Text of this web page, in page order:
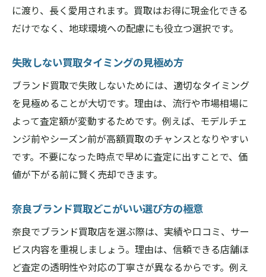
に渡り、長く愛用されます。買取はお得に現金化できる
だけでなく、地球環境への配慮にも役立つ選択です。
失敗しない買取タイミングの見極め方
ブランド買取で失敗しないためには、適切なタイミング
を見極めることが大切です。理由は、流行や市場相場に
よって査定額が変動するためです。例えば、モデルチェ
ンジ前やシーズン前が高額買取のチャンスとなりやすい
です。不要になった時点で早めに査定に出すことで、価
値が下がる前に賢く売却できます。
奈良ブランド買取どこがいい選び方の極意
奈良でブランド買取店を選ぶ際は、実績や口コミ、サー
ビス内容を重視しましょう。理由は、信頼できる店舗ほ
ど査定の透明性や対応の丁寧さが異なるからです。例え